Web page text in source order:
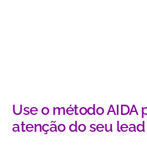
Use o método AIDA
atenção do seu lead